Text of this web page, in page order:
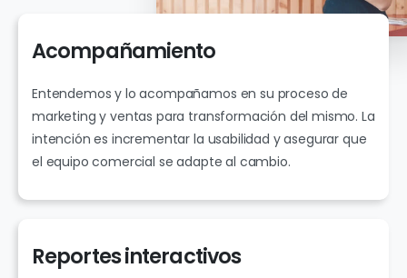
Acompañamiento
Entendemos y lo acompañamos en su proceso de
marketing y ventas para transformación del mismo. La
intención es incrementar la usabilidad y asegurar que
el equipo comercial se adapte al cambio.
Reportesinteractivos